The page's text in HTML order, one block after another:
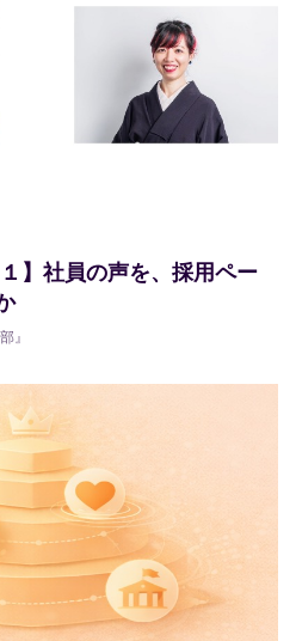
】社員の声を、採用ペー
』